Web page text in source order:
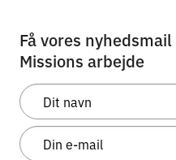
Få vores
Missions arbejde